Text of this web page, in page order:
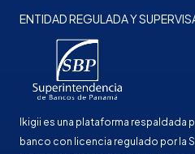
ENTIDAD REGULADA Y
Ikigii es una plataforma respaldada
banco con licencia regulado por la